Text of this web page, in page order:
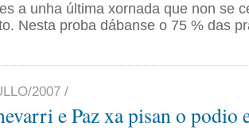
a unha última xornada que non se
Nesta proba dábanse o 75 % das
2007 /
e Paz xa pisan o podio